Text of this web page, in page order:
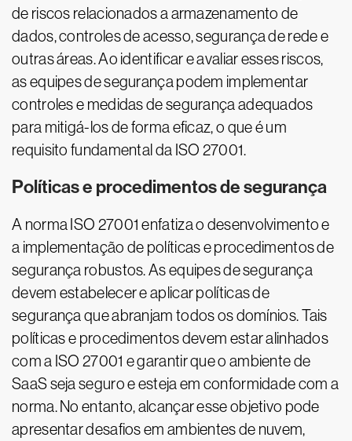
de riscos relacionados a armazenamento de
dados, controles de acesso, segurança de rede e
outras áreas. Ao identificar e avaliar esses riscos,
as equipes de segurança podem implementar
controles e medidas de segurança adequados
para mitigá-los de forma eficaz, o que é um
requisito fundamental da ISO 27001.
Políticas e procedimentos de segurança
A norma ISO 27001 enfatiza o desenvolvimento e
a implementação de políticas e procedimentos de
segurança robustos. As equipes de segurança
devem estabelecer e aplicar políticas de
segurança que abranjam todos os domínios. Tais
políticas e procedimentos devem estar alinhados
com a ISO 27001 e garantir que o ambiente de
SaaS seja seguro e esteja em conformidade com a
norma. No entanto, alcançar esse objetivo pode
apresentar desafios em ambientes de nuvem,